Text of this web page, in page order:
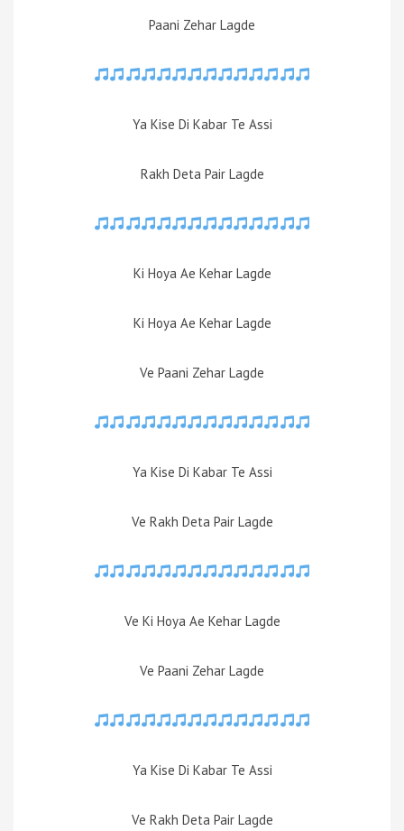
Paani Zehar Lagde
Ya Kise Di Kabar Te Assi
Rakh Deta Pair Lagde
Ki Hoya Ae Kehar Lagde
Ki Hoya Ae Kehar Lagde
Ve Paani Zehar Lagde
Ya Kise Di Kabar Te Assi
Ve Rakh Deta Pair Lagde
Ve Ki Hoya Ae Kehar Lagde
Ve Paani Zehar Lagde
Ya Kise Di Kabar Te Assi
Ve Rakh Deta Pair Lagde